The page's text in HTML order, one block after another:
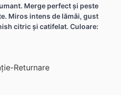
Merge perfect și peste
Miros intens de lămâi, gust
citric și catifelat. Culoare:
Returnare